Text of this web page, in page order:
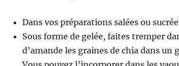
Dans vos préparations salées ou
Sous forme de gelée, faites tremper
d’amande les graines de chia dans un